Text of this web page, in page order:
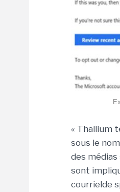
« Thallium
sous le
des
sont
courrielde